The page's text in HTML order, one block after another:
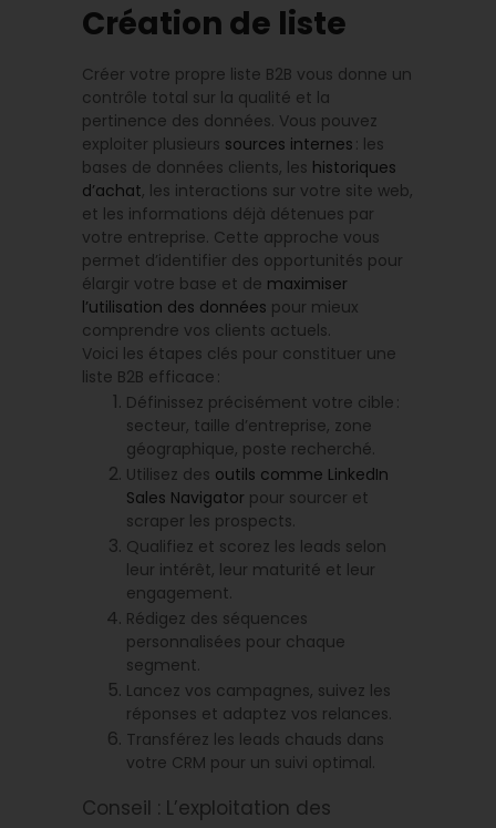
Création de liste
Créer votre propre liste B2B vous donne un
contrôle total sur la qualité et la
pertinence des données. Vous pouvez
exploiter plusieurs sources internes : les
bases de données clients, les historiques
d’achat, les interactions sur votre site web,
et les informations déjà détenues par
votre entreprise. Cette approche vous
permet d’identifier des opportunités pour
élargir votre base et de maximiser
l’utilisation des données pour mieux
comprendre vos clients actuels.
Voici les étapes clés pour constituer une
liste B2B efficace :
Définissez précisément votre cible :
secteur, taille d’entreprise, zone
géographique, poste recherché.
Utilisez des outils comme LinkedIn
Sales Navigator pour sourcer et
scraper les prospects.
Qualifiez et scorez les leads selon
leur intérêt, leur maturité et leur
engagement.
Rédigez des séquences
personnalisées pour chaque
segment.
Lancez vos campagnes, suivez les
réponses et adaptez vos relances.
Transférez les leads chauds dans
votre CRM pour un suivi optimal.
Conseil : L’exploitation des